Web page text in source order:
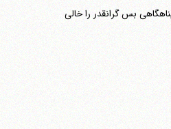
بس گرانقدر را خالی